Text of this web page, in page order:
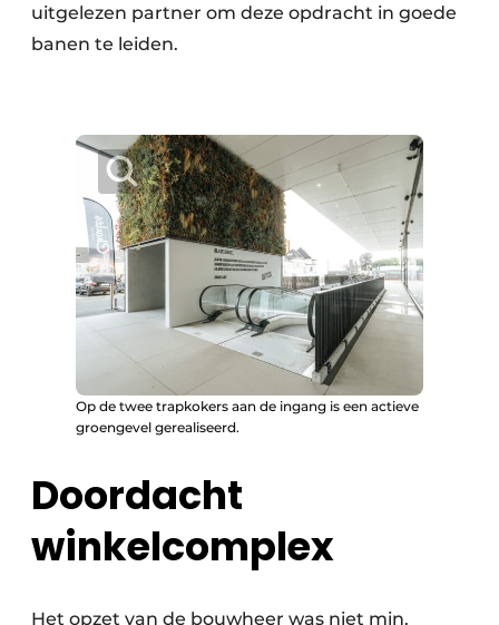
uitgelezen partner om deze opdracht in goede
banen te leiden.
Op de twee trapkokers aan de ingang is een actieve
groengevel gerealiseerd.
Doordacht
winkelcomplex
Het opzet van de bouwheer was niet min.